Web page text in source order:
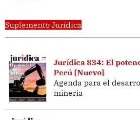
Suplemento Jurídica
Jurídica 834: El
Perú [Nuevo]
Agenda para el
minería